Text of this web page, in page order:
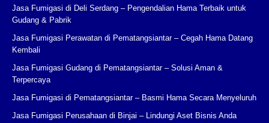
Jasa Fumigasi di Deli Serdang – Pengendalian Hama Terbaik untuk
Gudang & Pabrik
Jasa Fumigasi Perawatan di Pematangsiantar – Cegah Hama Datang
Kembali
Jasa Fumigasi Gudang di Pematangsiantar – Solusi Aman &
Terpercaya
Jasa Fumigasi di Pematangsiantar – Basmi Hama Secara Menyeluruh
Jasa Fumigasi Perusahaan di Binjai – Lindungi Aset Bisnis Anda